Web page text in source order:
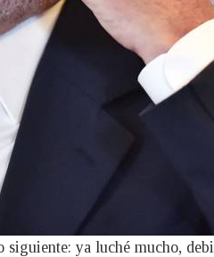
ya luché mucho,